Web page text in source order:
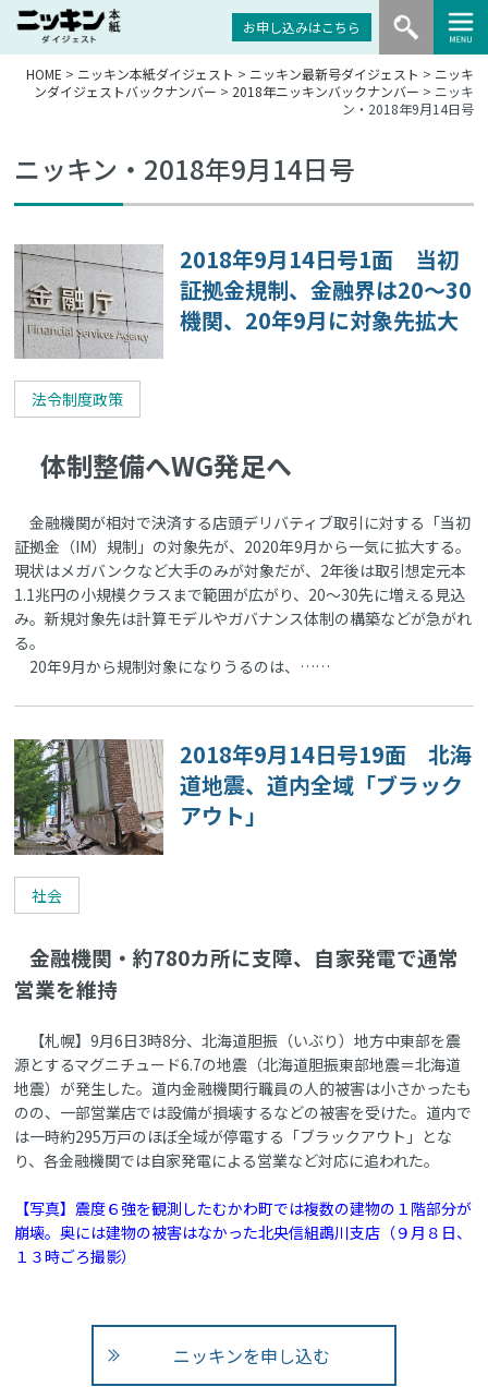
お申し込みはこちら
HOME > ニッキン本紙ダイジェスト > ニッキン最新号ダイジェスト > ニッキ
ンダイジェストバックナンバー > 2018年ニッキンバックナンバー > ニッキ
ン・2018年9月14日号
ニッキン・2018年9月14日号
2018年9月14日号1面 当初
証拠金規制、金融界は20～30
機関、20年9月に対象先拡大
法令制度政策
体制整備へWG発足へ
金融機関が相対で決済する店頭デリバティブ取引に対する「当初
証拠金（IM）規制」の対象先が、2020年9月から一気に拡大する。
現状はメガバンクなど大手のみが対象だが、2年後は取引想定元本
1.1兆円の小規模クラスまで範囲が広がり、20～30先に増える見込
み。新規対象先は計算モデルやガバナンス体制の構築などが急がれ
る。
20年9月から規制対象になりうるのは、……
2018年9月14日号19面 北海
道地震、道内全域「ブラック
アウト」
社会
金融機関・約780カ所に支障、自家発電で通常
営業を維持
【札幌】9月6日3時8分、北海道胆振（いぶり）地方中東部を震
源とするマグニチュード6.7の地震（北海道胆振東部地震＝北海道
地震）が発生した。道内金融機関行職員の人的被害は小さかったも
のの、一部営業店では設備が損壊するなどの被害を受けた。道内で
は一時約295万戸のほぼ全域が停電する「ブラックアウト」とな
り、各金融機関では自家発電による営業など対応に追われた。
【写真】震度６強を観測したむかわ町では複数の建物の１階部分が
崩壊。奥には建物の被害はなかった北央信組鵡川支店（９月８日、
１３時ごろ撮影）
ニッキンを申し込む